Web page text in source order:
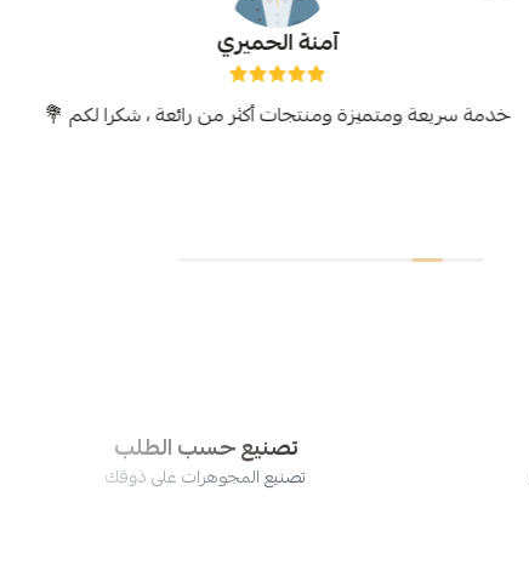
آمنة الحميري
خدمة سريعة ومتميزة ومنتجات أكثر من رائعة ، شكرا لكم 💐
تصنيع حسب الطلب
تصنيع المجوهرات على ذوقك